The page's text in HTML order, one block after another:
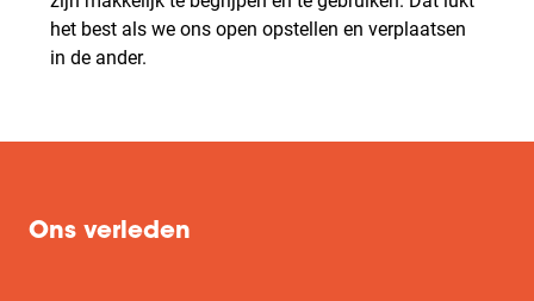
het best als we ons open opstellen en verplaatsen
in de ander.
Ons verleden